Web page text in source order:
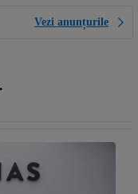
Vezi anunțurile